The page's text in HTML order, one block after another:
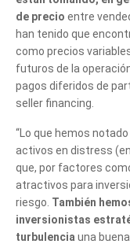
de precio entre
han tenido que
como precios
futuros de la
pagos diferidos de
seller financing.
“Lo que hemos
activos en distress
que, por factores
atractivos para
riesgo. También
inversionistas
turbulencia una